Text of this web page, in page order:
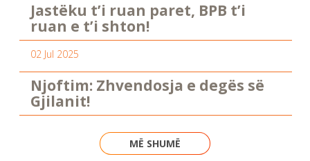
Jastëku t’i ruan paret, BPB t’i
ruan e t’i shton!
02 Jul 2025
Njoftim: Zhvendosja e degës së
Gjilanit!
MË SHUMË